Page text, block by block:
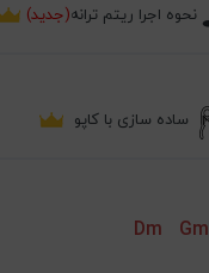
نحوه اجرا ریتم ترانه(جدید)
ساده سازی با کاپو
Dm Gm